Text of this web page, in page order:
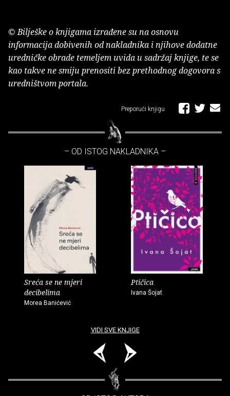
© Bilješke o knjigama izrađene su na osnovu
informacija dobivenih od nakladnika i njihove dodatne
uredničke obrade temeljem uvida u sadržaj knjige, te se
kao takve ne smiju prenositi bez prethodnog dogovora s
uredništvom portala.
Preporuči knjigu
– OD ISTOG NAKLADNIKA –
Sreća se ne mjeri
decibelima
Morea Banićević
Ptičica
Ivana Šojat
VIDI SVE KNJIGE